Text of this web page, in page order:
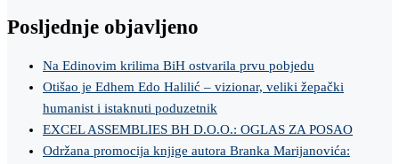
Posljednje objavljeno
Na Edinovim krilima BiH ostvarila prvu pobjedu
Otišao je Edhem Edo Halilić – vizionar, veliki žepački
humanist i istaknuti poduzetnik
EXCEL ASSEMBLIES BH D.O.O.: OGLAS ZA POSAO
Održana promocija knjige autora Branka Marijanovića: